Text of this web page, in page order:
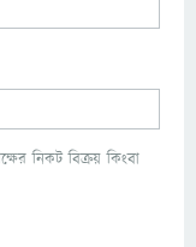
নিকট বিক্রয় কিংবা